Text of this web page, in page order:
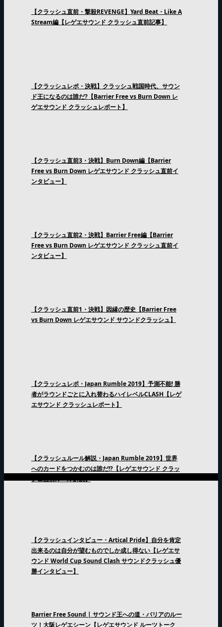
【クラッシュ直前・撃殺REVENGE】Yard Beat・Like A
Stream編【レゲエサウンド クラッシュ直前記事】
【クラッシュレポ・決戦】クラッシュ戦国時代、サウン
ド王になるのは誰だ?【Barrier Free vs Burn Down レ
ゲエサウンド クラッシュレポート】
【クラッシュ直前3・決戦】Burn Down編【Barrier
Free vs Burn Down レゲエサウンド クラッシュ直前イ
ンタビュー】
【クラッシュ直前2・決戦】Barrier Free編【Barrier
Free vs Burn Down レゲエサウンド クラッシュ直前イ
ンタビュー】
【クラッシュ直前1・決戦】因縁の歴史【Barrier Free
vs Burn Down レゲエサウンド サウンドクラッシュ】
【クラッシュレポ・Japan Rumble 2019】予測不能! 勝
者がラウンドごとに入れ替わるハイレベルCLASH【レゲ
エサウンド クラッシュレポート】
【クラッシュルール解説・Japan Rumble 2019】世界
へのカードをつかむのは誰だ!?【レゲエサウンド クラッ
シュ直前ルール解説】
【クラッシュインタビュー・Artical Pride】自分を肯定
出来るのは自分が望むものでしか成し得ない【レゲエサ
ウンド World Cup Sound Clash サウンドクラッシュ優
勝インタビュー】
Barrier Free Sound | サウンド王への道・バリアのルー
ツ！大阪レゲエシーン【レゲエサウンド ルーツトーク